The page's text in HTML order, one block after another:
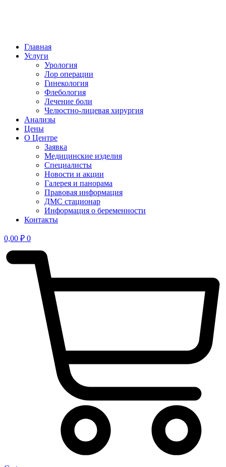
Главная
Услуги
Урология
Лор операции
Гинекология
Флебология
Лечение боли
Челюстно-лицевая хирургия
Анализы
Цены
О Центре
Заявка
Медицинские изделия
Специалисты
Новости и акции
Галерея и панорама
Правовая информация
ДМС стационар
Информация о беременности
Контакты
0,00 ₽ 0